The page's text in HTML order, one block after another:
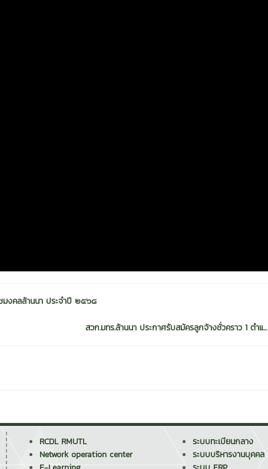
มงคลล้านนา ประจำปี ๒๕๖๘
สวก.มทร.ล้านนา ประกาศรับสมัครลูกจ้างชั่วคราว 1 ตำแ...
RCDL RMUTL
Network operation center
ระบบทะเบียนกลาง
ระบบบริหารงานบุคคล